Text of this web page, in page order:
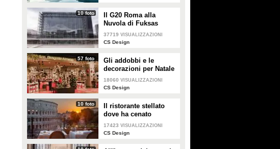
10 foto
Il G20 Roma alla
Nuvola di Fuksas
37719 VISUALIZZAZIONI
CS Design
57 foto
Gli addobbi e le
decorazioni per Natale
della Rinascente
18060 VISUALIZZAZIONI
CS Design
10 foto
Il ristorante stellato
dove ha cenato
Angelina Jolie a Roma
17423 VISUALIZZAZIONI
CS Design